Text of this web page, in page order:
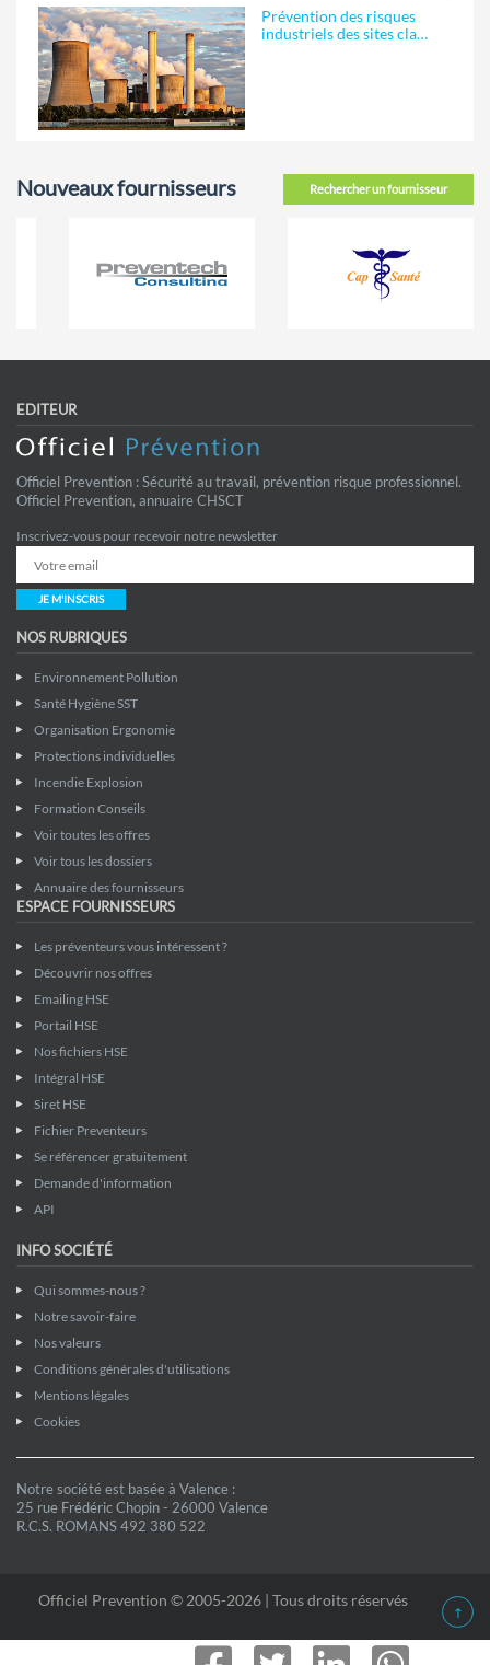
Prévention des risques
industriels des sites cla…
Rechercher un fournisseur
Nouveaux fournisseurs
EDITEUR
Officiel Prevention : Sécurité au travail, prévention risque professionnel.
Officiel Prevention, annuaire CHSCT
Inscrivez-vous pour recevoir notre newsletter
JE M'INSCRIS
NOS RUBRIQUES
Environnement Pollution
Santé Hygiène SST
Organisation Ergonomie
Protections individuelles
Incendie Explosion
Formation Conseils
Voir toutes les offres
Voir tous les dossiers
Annuaire des fournisseurs
ESPACE FOURNISSEURS
Les préventeurs vous intéressent ?
Découvrir nos offres
Emailing HSE
Portail HSE
Nos fichiers HSE
Intégral HSE
Siret HSE
Fichier Preventeurs
Se référencer gratuitement
Demande d'information
API
INFO SOCIÉTÉ
Qui sommes-nous ?
Notre savoir-faire
Nos valeurs
Conditions générales d'utilisations
Mentions légales
Cookies
Notre société est basée à Valence :
25 rue Frédéric Chopin - 26000 Valence
R.C.S. ROMANS 492 380 522
Officiel Prevention © 2005-2026 | Tous droits réservés